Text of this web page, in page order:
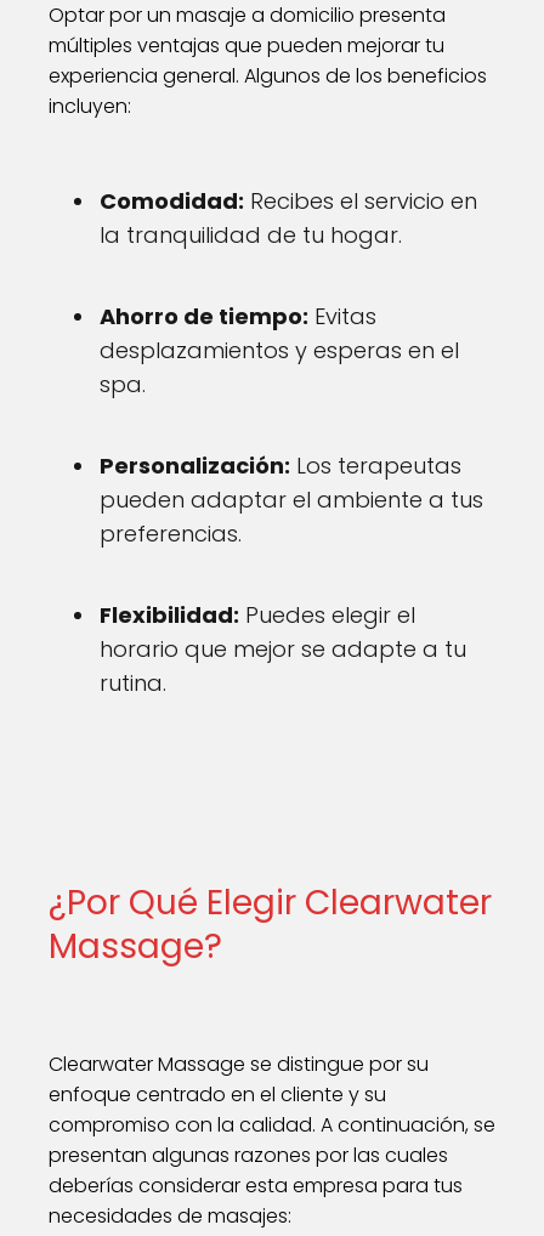
Optar por un masaje a domicilio presenta
múltiples ventajas que pueden mejorar tu
experiencia general. Algunos de los beneficios
incluyen:
Comodidad: Recibes el servicio en
la tranquilidad de tu hogar.
Ahorro de tiempo: Evitas
desplazamientos y esperas en el
spa.
Personalización: Los terapeutas
pueden adaptar el ambiente a tus
preferencias.
Flexibilidad: Puedes elegir el
horario que mejor se adapte a tu
rutina.
¿Por Qué Elegir Clearwater
Massage?
Clearwater Massage se distingue por su
enfoque centrado en el cliente y su
compromiso con la calidad. A continuación, se
presentan algunas razones por las cuales
deberías considerar esta empresa para tus
necesidades de masajes: